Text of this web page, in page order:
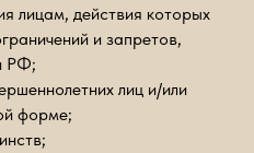
лицам, действия которых
и запретов,
РФ;
лиц и/или
форме;